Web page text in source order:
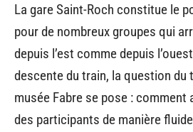
La gare Saint-Roch constitue le
pour de nombreux groupes qui
depuis l’est comme depuis
descente du train, la question du
musée Fabre se pose : comment
des participants de manière